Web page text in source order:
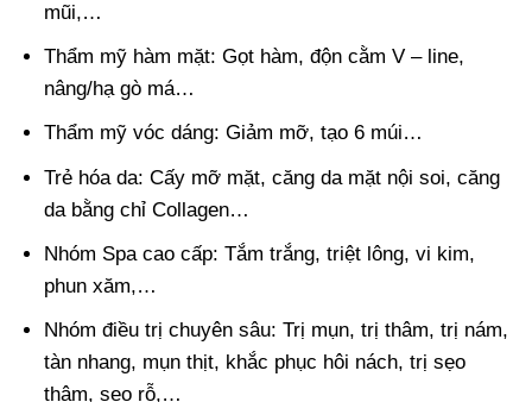
mũi,…
Thẩm mỹ hàm mặt: Gọt hàm, độn cằm V – line,
nâng/hạ gò má…
Thẩm mỹ vóc dáng: Giảm mỡ, tạo 6 múi…
Trẻ hóa da: Cấy mỡ mặt, căng da mặt nội soi, căng
da bằng chỉ Collagen…
Nhóm Spa cao cấp: Tắm trắng, triệt lông, vi kim,
phun xăm,…
Nhóm điều trị chuyên sâu: Trị mụn, trị thâm, trị nám,
tàn nhang, mụn thịt, khắc phục hôi nách, trị sẹo
thâm, sẹo rỗ,…